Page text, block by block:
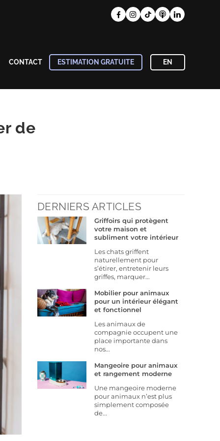
CONTACT ESTIMATION GRATUITE EN
de
DERNIERS ARTICLES
Griffoirs qui protègent
votre maison et
subliment votre intérieur
Les chats griffent
naturellement pour
s’étirer, entretenir leurs
griffes, marquer...
Mobilier pour animaux
pour un intérieur élégant
et fonctionnel
Les animaux de
compagnie occupent une
place importante dans
nos...
Mangeoire pour animaux
et rangement moderne
Une mangeoire moderne
pour animaux n’est plus
simplement composée
de...